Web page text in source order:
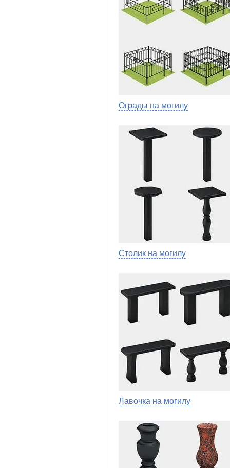
Ограды на могилу
Столик на могилу
Лавочка на могилу